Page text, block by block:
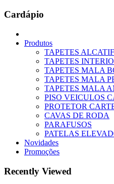
Cardápio
Produtos
TAPETES
TAPETES
TAPETES MALA
TAPETES MALA
TAPETES MALA
PISO VEICULOS
PROTETOR
CAVAS DE RODA
PARAFUSOS
PATELAS
Novidades
Promoções
Recently Viewed